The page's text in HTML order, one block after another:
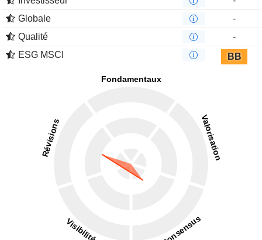
Globale
-
Qualité
-
ESG MSCI
BB